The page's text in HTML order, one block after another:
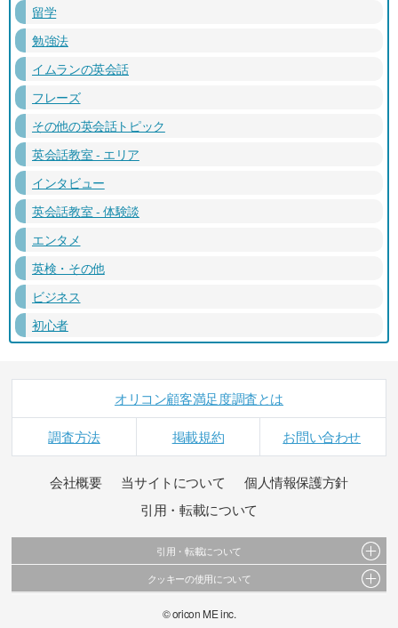
留学
勉強法
イムランの英会話
フレーズ
その他の英会話トピック
英会話教室 - エリア
インタビュー
英会話教室 - 体験談
エンタメ
英検・その他
ビジネス
初心者
オリコン顧客満足度調査とは
調査方法 掲載規約 お問い合わせ
会社概要 当サイトについて
個人情報保護方針
引用・転載について
引用・転載について
当サイトで公開されている情報（文字、写真、イラスト、画像データ等）及びこれらの配
これらの情報を権利者の許可なく無断転載・複製などの二次利用を行うことは固く禁じてお
クッキーの使用について
このサイトでは Cookie を使用して、ユーザーに合わせたコンテンツや広告の表示、ソーシャ
© oricon ME inc.